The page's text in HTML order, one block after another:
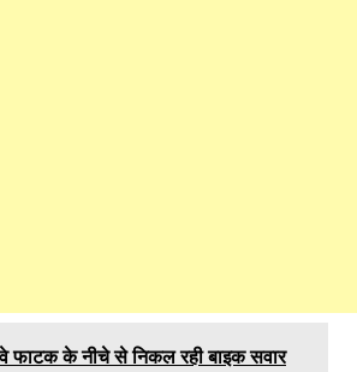
फाटक के नीचे से निकल रही बाइक सवार